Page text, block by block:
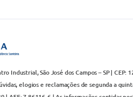
Industrial, São José dos Campos – SP |
elogios e reclamações de segunda a